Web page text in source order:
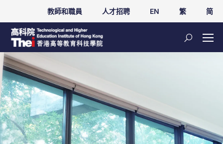
教師和職員 人才招聘 EN 繁 简